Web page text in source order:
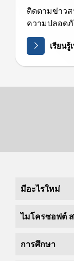
ติดตามข่าวส
ความปลอดภั
เรียนรู้
มีอะไรใหม่
ไมโครซอฟต์
การศึกษา